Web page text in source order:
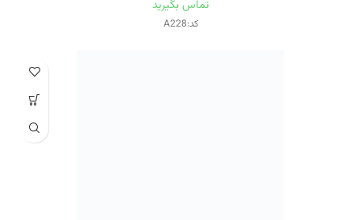
تماس بگیرید
کد:A228